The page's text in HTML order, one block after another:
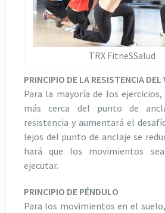
TRX FitneSSalud
PRINCIPIO DE LA RESISTENCIA DEL
Para la mayoría de los
más cerca del punto de
resistencia y aumentará el
lejos del punto de anclaje se
hará que los movimientos
ejecutar.
PRINCIPIO DE PÉNDULO
Para los movimientos en el